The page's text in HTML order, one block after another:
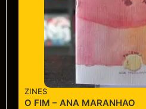
ZINES
O FIM – ANA MARANHAO